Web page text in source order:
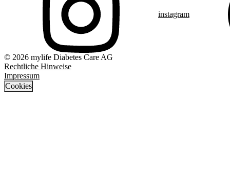
instagram
© 2026 mylife Diabetes Care AG
Rechtliche Hinweise
Impressum
Cookies